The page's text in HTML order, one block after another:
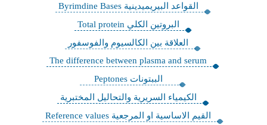
القواعد البيريميدينية Byrimdine Bases
البروتين الكلي Total protein
العلاقة بين الكالسيوم والفوسفور
The difference between plasma and serum
الببتونات Peptones
الكيمياء السريرية والتحاليل المختبرية
القيم الاساسية او المرجعية Reference values